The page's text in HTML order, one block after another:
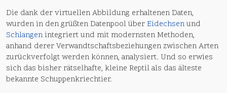
Die dank der virtuellen Abbildung erhaltenen Daten,
wurden in den grüßten Datenpool über Eidechsenund
Schlangen integriert und mit modernsten Methoden,
anhand derer Verwandtschaftsbeziehungen zwischen Arten
zurückverfolgt werden können, analysiert. Und so erwies
sich das bisher rätselhafte, kleine Reptil als das älteste
bekannte Schuppenkriechtier.